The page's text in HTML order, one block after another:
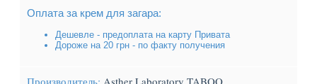
Оплата за крем для загара:
Дешевле - предоплата на карту Привата
Дороже на 20 грн - по факту получения
Производитель: Asther Laboratory TABOO